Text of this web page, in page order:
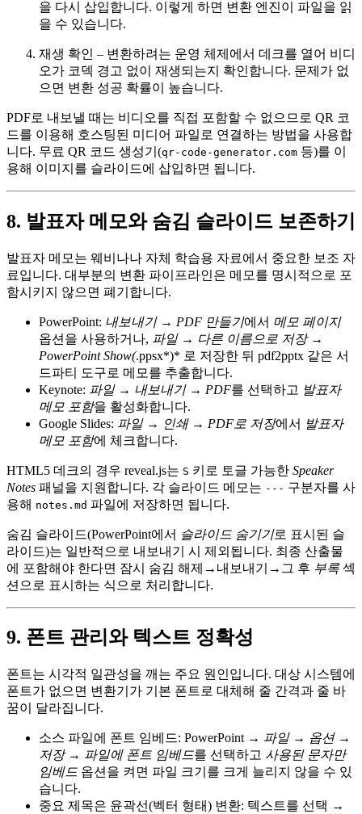
을 다시 삽입합니다. 이렇게 하면 변환 엔진이 파일을 읽
을 수 있습니다.
재생 확인 – 변환하려는 운영 체제에서 데크를 열어 비디
오가 코덱 경고 없이 재생되는지 확인합니다. 문제가 없
으면 변환 성공 확률이 높습니다.
PDF로 내보낼 때는 비디오를 직접 포함할 수 없으므로 QR 코
드를 이용해 호스팅된 미디어 파일로 연결하는 방법을 사용합
니다. 무료 QR 코드 생성기(qr-code-generator.com 등)를 이
용해 이미지를 슬라이드에 삽입하면 됩니다.
8. 발표자 메모와 숨김 슬라이드 보존하기
발표자 메모는 웨비나나 자체 학습용 자료에서 중요한 보조 자
료입니다. 대부분의 변환 파이프라인은 메모를 명시적으로 포
함시키지 않으면 폐기합니다.
PowerPoint: 내보내기 → PDF 만들기에서 메모 페이지
옵션을 사용하거나, 파일 → 다른 이름으로 저장 →
PowerPoint Show(.ppsx*)* 로 저장한 뒤 pdf2pptx 같은 서
드파티 도구로 메모를 추출합니다.
Keynote: 파일 → 내보내기 → PDF를 선택하고 발표자
메모 포함을 활성화합니다.
Google Slides: 파일 → 인쇄 → PDF로 저장에서 발표자
메모 포함에 체크합니다.
HTML5 데크의 경우 reveal.js는 S 키로 토글 가능한 Speaker
Notes 패널을 지원합니다. 각 슬라이드 메모는 --- 구분자를 사
용해 notes.md 파일에 저장하면 됩니다.
숨김 슬라이드(PowerPoint에서 슬라이드 숨기기로 표시된 슬
라이드)는 일반적으로 내보내기 시 제외됩니다. 최종 산출물
에 포함해야 한다면 잠시 숨김 해제 →내보내기→그 후 부록 섹
션으로 표시하는 식으로 처리합니다.
9. 폰트 관리와 텍스트 정확성
폰트는 시각적 일관성을 깨는 주요 원인입니다. 대상 시스템에
폰트가 없으면 변환기가 기본 폰트로 대체해 줄 간격과 줄 바
꿈이 달라집니다.
소스 파일에 폰트 임베드: PowerPoint → 파일 → 옵션 →
저장 → 파일에 폰트 임베드를 선택하고 사용된 문자만
임베드 옵션을 켜면 파일 크기를 크게 늘리지 않을 수 있
습니다.
중요 제목은 윤곽선(벡터 형태) 변환: 텍스트를 선택 →